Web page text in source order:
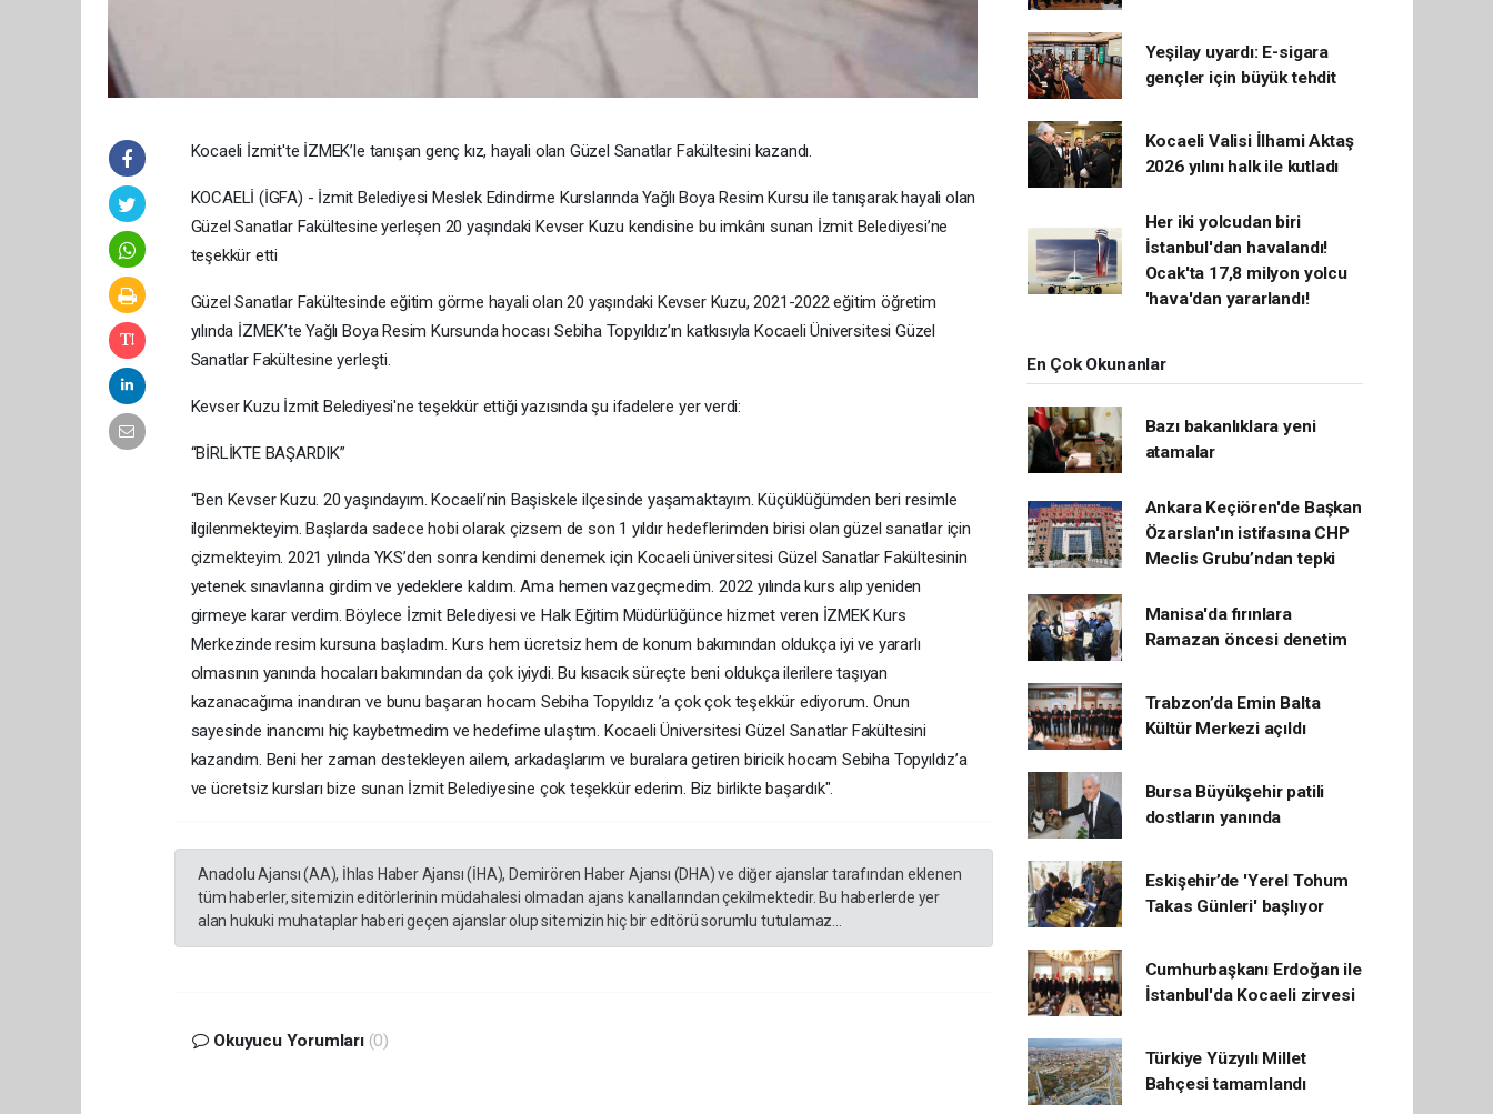
Kocaeli İzmit'te İZMEK’le tanışan genç kız, hayali olan Güzel Sanatlar Fakültesini kazandı.
KOCAELİ (İGFA) - İzmit Belediyesi Meslek Edindirme Kurslarında Yağlı Boya Resim Kursu ile tanışarak hayali olan
Güzel Sanatlar Fakültesine yerleşen 20 yaşındaki Kevser Kuzu kendisine bu imkânı sunan İzmit Belediyesi’ne
teşekkür etti
Güzel Sanatlar Fakültesinde eğitim görme hayali olan 20 yaşındaki Kevser Kuzu, 2021-2022 eğitim öğretim
yılında İZMEK’te Yağlı Boya Resim Kursunda hocası Sebiha Topyıldız’ın katkısıyla Kocaeli Üniversitesi Güzel
Sanatlar Fakültesine yerleşti.
Kevser Kuzu İzmit Belediyesi'ne teşekkür ettiği yazısında şu ifadelere yer verdi:
“BİRLİKTE BAŞARDIK”
“Ben Kevser Kuzu. 20 yaşındayım. Kocaeli’nin Başiskele ilçesinde yaşamaktayım. Küçüklüğümden beri resimle
ilgilenmekteyim. Başlarda sadece hobi olarak çizsem de son 1 yıldır hedeflerimden birisi olan güzel sanatlar için
çizmekteyim. 2021 yılında YKS’den sonra kendimi denemek için Kocaeli üniversitesi Güzel Sanatlar Fakültesinin
yetenek sınavlarına girdim ve yedeklere kaldım. Ama hemen vazgeçmedim. 2022 yılında kurs alıp yeniden
girmeye karar verdim. Böylece İzmit Belediyesi ve Halk Eğitim Müdürlüğünce hizmet veren İZMEK Kurs
Merkezinde resim kursuna başladım. Kurs hem ücretsiz hem de konum bakımından oldukça iyi ve yararlı
olmasının yanında hocaları bakımından da çok iyiydi. Bu kısacık süreçte beni oldukça ilerilere taşıyan
kazanacağıma inandıran ve bunu başaran hocam Sebiha Topyıldız ’a çok çok teşekkür ediyorum. Onun
sayesinde inancımı hiç kaybetmedim ve hedefime ulaştım. Kocaeli Üniversitesi Güzel Sanatlar Fakültesini
kazandım. Beni her zaman destekleyen ailem, arkadaşlarım ve buralara getiren biricik hocam Sebiha Topyıldız’a
ve ücretsiz kursları bize sunan İzmit Belediyesine çok teşekkür ederim. Biz birlikte başardık".
Anadolu Ajansı (AA), İhlas Haber Ajansı (İHA), Demirören Haber Ajansı (DHA) ve diğer ajanslar tarafından eklenen
tüm haberler, sitemizin editörlerinin müdahalesi olmadan ajans kanallarından çekilmektedir. Bu haberlerde yer
alan hukuki muhataplar haberi geçen ajanslar olup sitemizin hiç bir editörü sorumlu tutulamaz...
Okuyucu Yorumları (0)
Yeşilay uyardı: E-sigara
gençler için büyük tehdit
Kocaeli Valisi İlhami Aktaş
2026 yılını halk ile kutladı
Her iki yolcudan biri
İstanbul'dan havalandı!
Ocak'ta 17,8 milyon yolcu
'hava'dan yararlandı!
En Çok Okunanlar
Bazı bakanlıklara yeni
atamalar
Ankara Keçiören'de Başkan
Özarslan'ın istifasına CHP
Meclis Grubu’ndan tepki
Manisa'da fırınlara
Ramazan öncesi denetim
Trabzon’da Emin Balta
Kültür Merkezi açıldı
Bursa Büyükşehir patili
dostların yanında
Eskişehir’de 'Yerel Tohum
Takas Günleri' başlıyor
Cumhurbaşkanı Erdoğan ile
İstanbul'da Kocaeli zirvesi
Türkiye Yüzyılı Millet
Bahçesi tamamlandı